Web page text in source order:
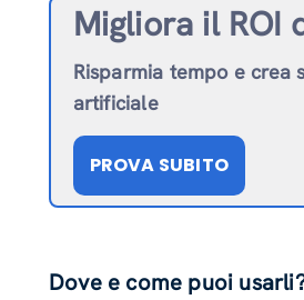
Migliora il ROI
Risparmia tempo e crea
artificiale
PROVA SUBITO
Dove e come puoi